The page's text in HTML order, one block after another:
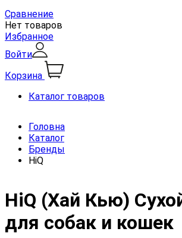
Сравнение
Нет товаров
Избранное
Войти
Корзина
Каталог товаров
Головна
Каталог
Бренды
HiQ
HiQ (Хай Кью)
для собак и кошек